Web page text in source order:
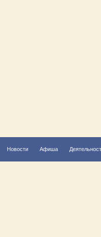
Новости Афиша